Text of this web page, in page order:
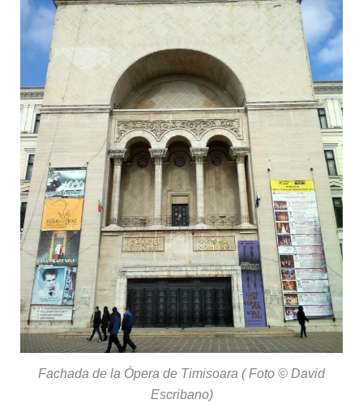
Fachada de la Ópera de Timisoara ( Foto © David
Escribano)